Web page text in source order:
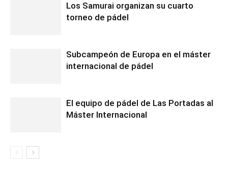
Los Samurai organizan su cuarto
torneo de pádel
Subcampeón de Europa en el máster
internacional de pádel
El equipo de pádel de Las Portadas al
Máster Internacional